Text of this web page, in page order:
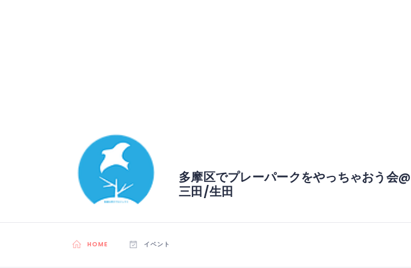
多摩区でプレーパークをやっちゃおう会@
三田/生田
HOME イベント